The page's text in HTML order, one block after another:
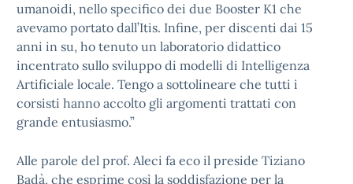
umanoidi, nello specifico dei due Booster K1 che
avevamo portato dall’Itis. Infine, per discenti dai 15
anni in su, ho tenuto un laboratorio didattico
incentrato sullo sviluppo di modelli di Intelligenza
Artificiale locale. Tengo a sottolineare che tutti i
corsisti hanno accolto gli argomenti trattati con
grande entusiasmo.”
Alle parole del prof. Aleci fa eco il preside Tiziano
Badà, che esprime così la soddisfazione per la